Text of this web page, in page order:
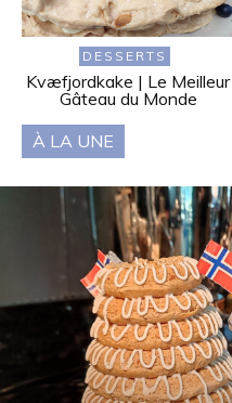
DESSERTS
Kvæfjordkake | Le Meilleur
Gâteau du Monde
À LA UNE